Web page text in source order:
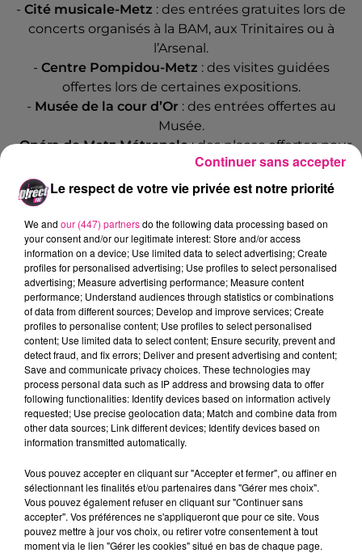
- Cité musicale-Metz : des entrées gratuites lors de
concerts organisés à la BAM, aux Trinitaires ou à
l’Arsenal.
- Centre Pompidou-Metz : des visites guidées
offertes lors de certaines expositions.
- Musée de la cour d’Or: des entrées offertes au
Musée.
-Opéra de Metz Métropole: des places offertes pour
des spectacles.
-Metz Cannoniers: des places offertes pour des
-Espace BMK: des places offertes pour des
spectacles et un tarif préférentiel pour les
accompagnants.
-Pokeyland: des entrées offertes au parc.
-Metz Tennis de Table: des places offertes lors de
matchs de Championnat et de Coupe d’Europe.
-Metz Expo: des entrées offertes pour les foires et
salons.
Le respect de votre vie privée est notre priorité
We and our (447) partnersdo the following data processing based on
your consent and/or our legitimate interest: Store and/or access
information on a device; Use limited data to select advertising; Create
profiles for personalised advertising; Use profiles to select personalised
advertising; Measure advertising performance; Measure content
performance; Understand audiences through statistics or combinations
of data from different sources; Develop and improve services; Create
profiles to personalise content; Use profiles to select personalised
content; Use limited data to select content; Ensure security, prevent and
detect fraud, and fix errors; Deliver and present advertising and content;
Save and communicate privacy choices. These technologies may
process personal data such as IP address and browsing data to offer
following functionalities: Identify devices based on information actively
requested; Use precise geolocation data; Match and combine data from
other data sources; Link different devices; Identify devices based on
information transmitted automatically.
Vous pouvez accepter en cliquant sur "Accepter et fermer", ou affiner en
sélectionnant les finalités et/ou partenaires dans "Gérer mes choix".
Vous pouvez également refuser en cliquant sur "Continuer sans
accepter". Vos préférences ne s'appliqueront que pour ce site. Vous
pouvez mettre à jour vos choix, ou retirer votre consentement à tout
moment via le lien "Gérer les cookies" situé en bas de chaque page.
Continuer sans accepter